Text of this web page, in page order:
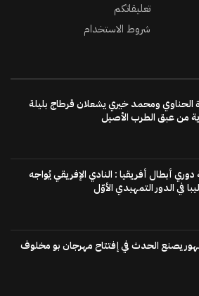
تعليقاتكم
شروط الاستخدام
الحناوي ومحمد خيري يشعلان قرطاج بليلة
من عبق الطرب الأصيل
أبطال أفريقيا : النادي الإفريقي يُواجه
في الدور التمهيدي الأوّل
يصنع الحدث في إفتتاح مهرجان بو مخلوف